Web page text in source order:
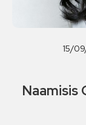
15/
Naamisis